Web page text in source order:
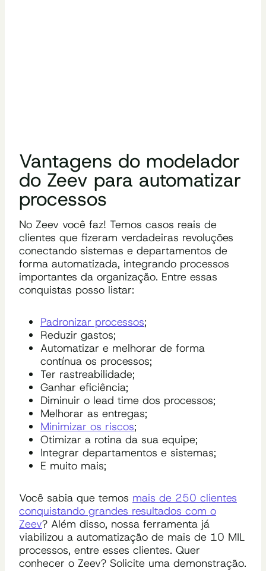
Vantagens do modelador
do Zeev para automatizar
processos
No Zeev você faz! Temos casos reais de
clientes que fizeram verdadeiras revoluções
conectando sistemas e departamentos de
forma automatizada, integrando processos
importantes da organização. Entre essas
conquistas posso listar:
Padronizar processos;
Reduzir gastos;
Automatizar e melhorar de forma
contínua os processos;
Ter rastreabilidade;
Ganhar eficiência;
Diminuir o lead time dos processos;
Melhorar as entregas;
Minimizar os riscos;
Otimizar a rotina da sua equipe;
Integrar departamentos e sistemas;
E muito mais;
Você sabia que temos mais de 250 clientes
conquistando grandes resultados com o
Zeev? Além disso, nossa ferramenta já
viabilizou a automatização de mais de 10 MIL
processos, entre esses clientes. Quer
conhecer o Zeev? Solicite uma demonstração.